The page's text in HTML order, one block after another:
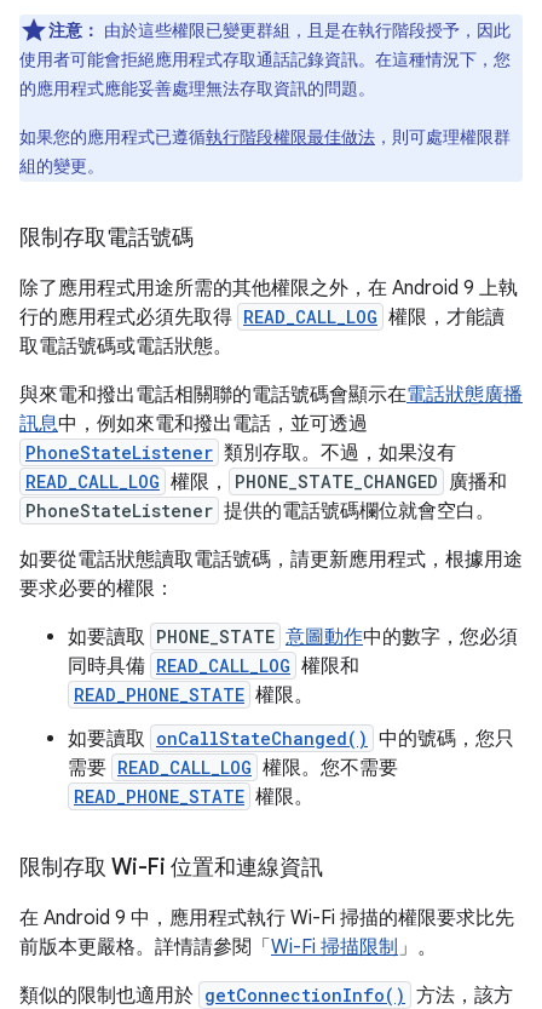
注意： 由於這些權限已變更群組，且是在執行階段授予，因此
使用者可能會拒絕應用程式存取通話記錄資訊。在這種情況下，您
的應用程式應能妥善處理無法存取資訊的問題。
如果您的應用程式已遵循執行階段權限最佳做法 ，則可處理權限群
組的變更。
限制存取電話號碼
除了應用程式用途所需的其他權限之外，在 Android 9 上執
行的應用程式必須先取得 READ_CALL_LOG 權限，才能讀
取電話號碼或電話狀態。
與來電和撥出電話相關聯的電話號碼會顯示在電話狀態廣播
訊息中，例如來電和撥出電話，並可透過
PhoneStateListener 類別存取。不過，如果沒有
READ_CALL_LOG 權限， PHONE_STATE_CHANGED 廣播和
PhoneStateListener 提供的電話號碼欄位就會空白。
如要從電話狀態讀取電話號碼，請更新應用程式，根據用途
要求必要的權限：
如要讀取 PHONE_STATE 意圖動作中的數字，您必須
同時具備 READ_CALL_LOG 權限和
READ_PHONE_STATE 權限。
如要讀取 onCallStateChanged() 中的號碼，您只
需要 READ_CALL_LOG 權限。您不需要
READ_PHONE_STATE 權限。
限制存取 Wi-Fi 位置和連線資訊
在 Android 9 中，應用程式執行 Wi-Fi 掃描的權限要求比先
前版本更嚴格。詳情請參閱「 Wi-Fi 掃描限制 」。
類似的限制也適用於 getConnectionInfo() 方法，該方